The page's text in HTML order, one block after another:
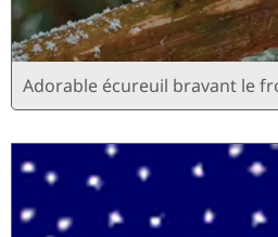
Adorable écureuil bravant le